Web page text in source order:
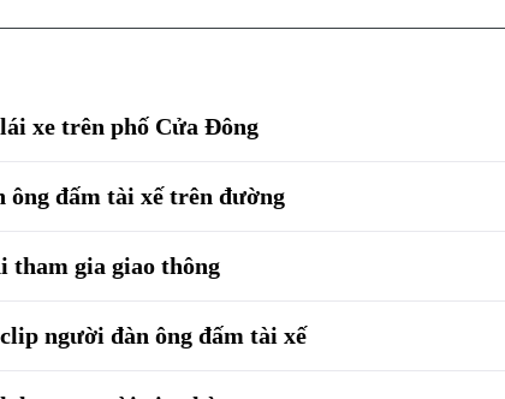
xe trên phố Cửa Đông
ông đấm tài xế trên đường
tham gia giao thông
người đàn ông đấm tài xế